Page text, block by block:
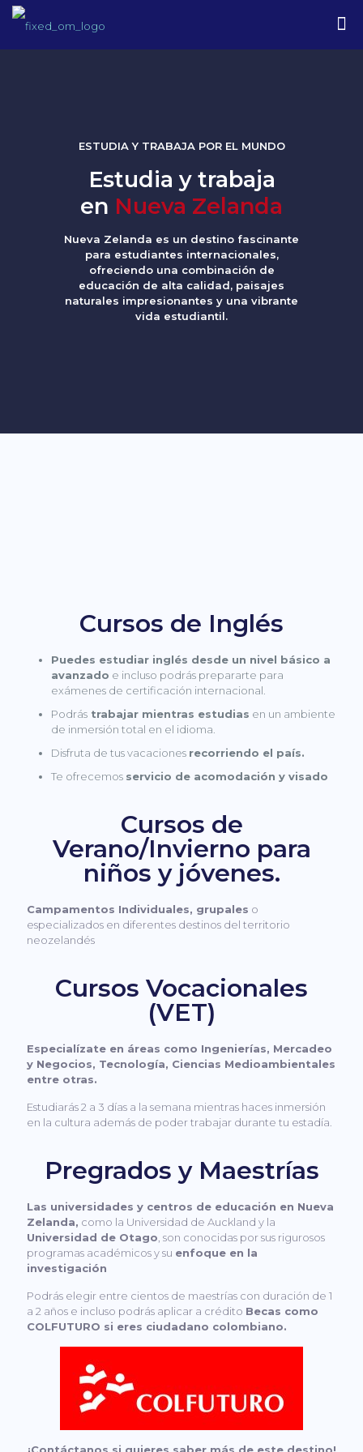
ESTUDIA Y TRABAJA POR EL MUNDO
Estudia y trabaja
en Nueva Zelanda
Nueva Zelanda es un destino fascinante
para estudiantes internacionales,
ofreciendo una combinación de
educación de alta calidad, paisajes
naturales impresionantes y una vibrante
vida estudiantil.
Cursos de Inglés
Puedes estudiar inglés desde un nivel básico a
avanzado e incluso podrás prepararte para
exámenes de certificación internacional.
Podrás trabajar mientras estudias en un ambiente
de inmersión total en el idioma.
Disfruta de tus vacaciones recorriendo el país.
Te ofrecemos servicio de acomodación y visado
Cursos de
Verano/Invierno para
niños y jóvenes.
Campamentos Individuales, grupales o
especializados en diferentes destinos del territorio
neozelandés
Cursos Vocacionales
(VET)
Especialízate en áreas como Ingenierías, Mercadeo
y Negocios, Tecnología, Ciencias Medioambientales
entre otras.
Estudiarás 2 a 3 días a la semana mientras haces inmersión
en la cultura además de poder trabajar durante tu estadía.
Pregrados y Maestrías
Las universidades y centros de educación en Nueva
Zelanda, como la Universidad de Auckland y la
Universidad de Otago , son conocidas por sus rigurosos
programas académicos y su enfoque en la
investigación
Podrás elegir entre cientos de maestrías con duración de 1
a 2 años e incluso podrás aplicar a crédito Becas como
COLFUTURO si eres ciudadano colombiano.